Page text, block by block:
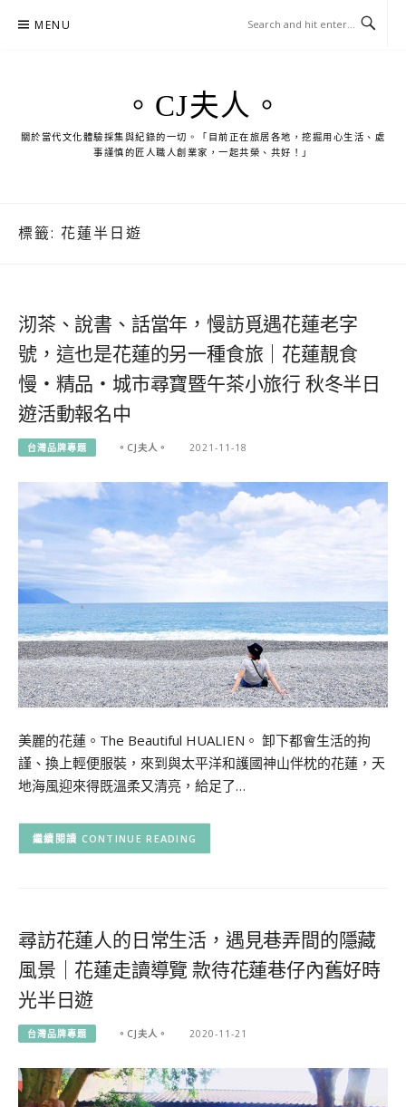
MENU
。CJ夫人。
關於當代文化體驗採集與紀錄的一切。「目前正在旅居各地，挖掘用心生活、處
事謹慎的匠人職人創業家，一起共榮、共好！」
標籤: 花蓮半日遊
沏茶、說書、話當年，慢訪覓遇花蓮老字
號，這也是花蓮的另一種食旅｜花蓮靚食
慢‧精品‧城市尋寶暨午茶小旅行 秋冬半日
遊活動報名中
台灣品牌專題 。CJ夫人。 2021-11-18
美麗的花蓮。The Beautiful HUALIEN。 卸下都會生活的拘
謹、換上輕便服裝，來到與太平洋和護國神山伴枕的花蓮，天
地海風迎來得既溫柔又清亮，給足了…
CONTINUE READING
尋訪花蓮人的日常生活，遇見巷弄間的隱藏
風景｜花蓮走讀導覽 款待花蓮巷仔內舊好時
光半日遊
台灣品牌專題 。CJ夫人。 2020-11-21